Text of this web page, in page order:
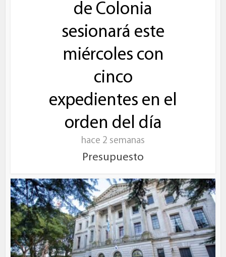
de Colonia
sesionará este
miércoles con
cinco
expedientes en el
orden del día
hace 2 semanas
Presupuesto